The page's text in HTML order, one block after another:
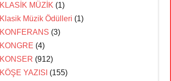
KLASİK MÜZİK (1)
Klasik Müzik Ödülleri (1)
KONFERANS (3)
KONGRE (4)
KONSER (912)
KÖŞE YAZISI (155)